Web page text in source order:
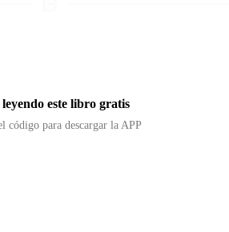
leyendo este libro gratis
código para descargar la APP